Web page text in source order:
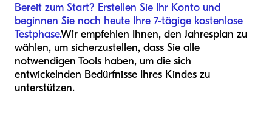
Bereit zum Start? Erstellen Sie Ihr Konto und
beginnen Sie noch heute Ihre 7-tägige kostenlose
Testphase.Wir empfehlen Ihnen, den Jahresplan zu
wählen, um sicherzustellen, dass Sie alle
notwendigen Tools haben, um die sich
entwickelnden Bedürfnisse Ihres Kindes zu
unterstützen.